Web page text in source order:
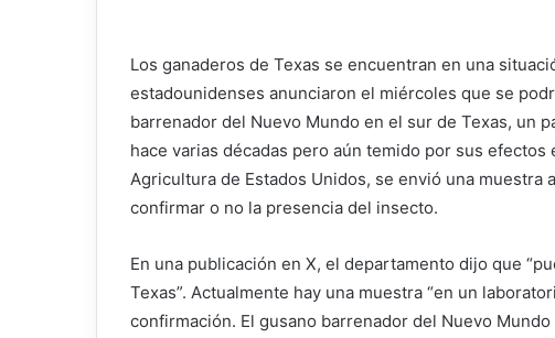
Los ganaderos de Texas se encuentran en una
estadounidenses anunciaron el miércoles que se
barrenador del Nuevo Mundo en el sur de Texas, un
hace varias décadas pero aún temido por sus
Agricultura de Estados Unidos, se envió una
confirmar o no la presencia del insecto.
En una publicación en X, el departamento dijo que
Texas”. Actualmente hay una muestra “en un
confirmación. El gusano barrenador del Nuevo